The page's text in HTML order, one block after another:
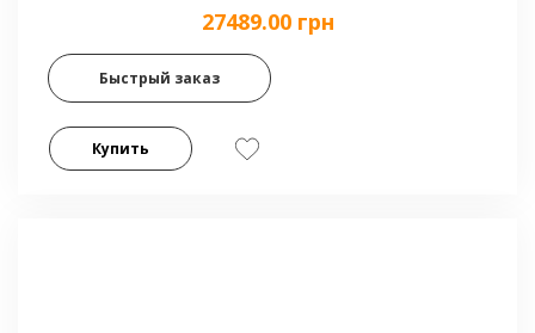
27489.00 грн
Быстрый заказ
Купить